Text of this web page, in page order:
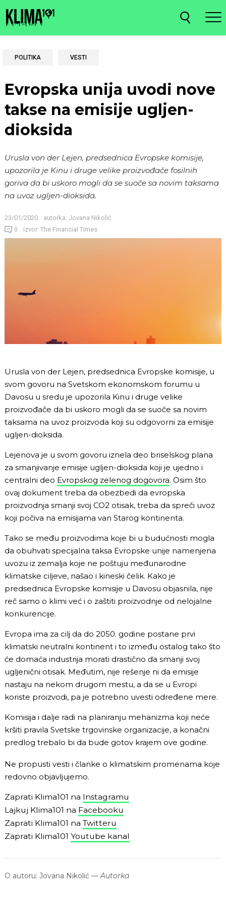
POLITIKA VESTI
Evropska unija uvodi nove
takse na emisije ugljen-
dioksida
Urusla von der Lejen, predsednica Evropske komisije,
upozorila je Kinu i druge velike proizvođače fosilnih
goriva da bi uskoro mogli da se suoče sa novim taksama
na uvoz ugljen-dioksida.
23/01/2020 autorka: Jovana Nikolić
0 izvor: The Financial Times
Urusla von der Lejen, predsednica Evropske komisije, u
svom govoru na Svetskom ekonomskom forumu u
Davosu u sredu je upozorila Kinu i druge velike
proizvođače da bi uskoro mogli da se suoče sa novim
taksama na uvoz proizvoda koji su odgovorni za emisije
ugljen-dioksida.
Lejenova je u svom govoru iznela deo briselskog plana
za smanjivanje emisije ugljen-dioksida koji je ujedno i
centralni deo Evropskog zelenog dogovora. Osim što
ovaj dokument treba da obezbedi da evropska
proizvodnja smanji svoj CO2 otisak, treba da spreči uvoz
koji počiva na emisijama van Starog kontinenta.
Tako se među proizvodima koje bi u budućnosti mogla
da obuhvati specijalna taksa Evropske unije namenjena
uvozu iz zemalja koje ne poštuju međunarodne
klimatske ciljeve, našao i kineski čelik. Kako je
predsednica Evropske komisije u Davosu objasnila, nije
reč samo o klimi već i o zaštiti proizvodnje od nelojalne
konkurencije.
Evropa ima za cilj da do 2050. godine postane prvi
klimatski neutralni kontinent i to između ostalog tako što
će domaća industrija morati drastično da smanji svoj
ugljenični otisak. Međutim, nije rešenje ni da emisije
nastaju na nekom drugom mestu, a da se u Evropi
koriste proizvodi, pa je potrebno uvesti određene mere.
Komisija i dalje radi na planiranju mehanizma koji neće
kršiti pravila Svetske trgovinske organizacije, a konačni
predlog trebalo bi da bude gotov krajem ove godine.
Ne propusti vesti i članke o klimatskim promenama koje
redovno objavljujemo.
Zaprati Klima101 na Instagramu
Lajkuj Klima101 na Facebooku
Zaprati Klima101 na Twitteru
Zaprati Klima101 Youtube kanal
O autoru: Jovana Nikolić —Autorka